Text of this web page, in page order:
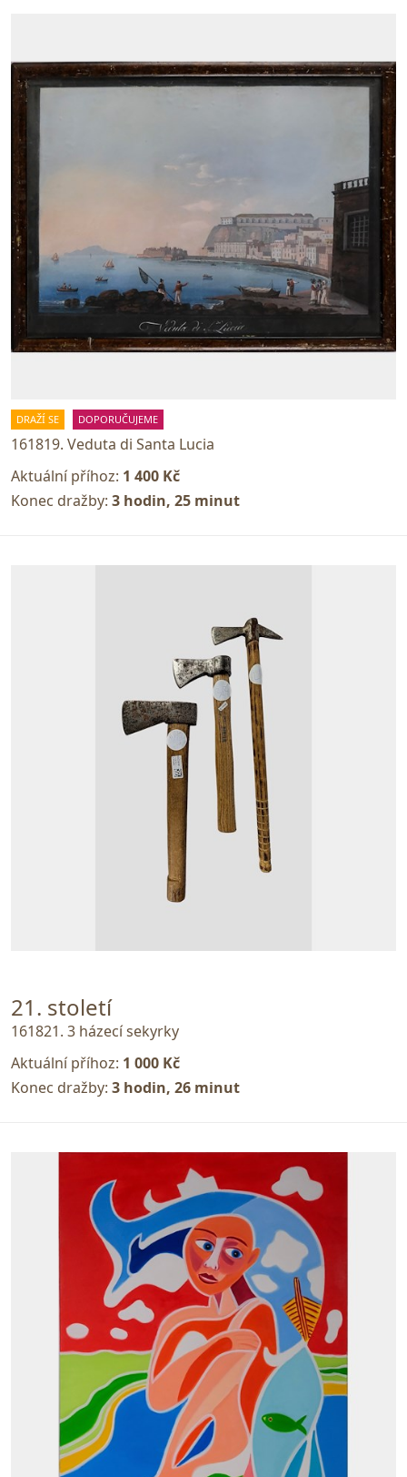
DRAŽÍ SE DOPORUČUJEME
161819. Veduta di Santa Lucia
Aktuální příhoz: 1 400 Kč
Konec dražby: 3 hodin, 25 minut
21. století
161821. 3 házecí sekyrky
Aktuální příhoz: 1 000 Kč
Konec dražby: 3 hodin, 26 minut